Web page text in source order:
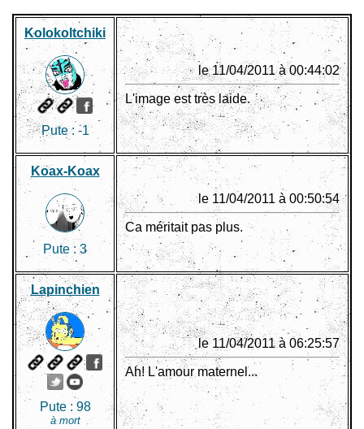
Kolokoltchiki
Pute : -1
le 11/04/2011 à 00:44:02
L'image est très laide.
Koax-Koax
Pute :3
le 11/04/2011 à 00:50:54
Ca méritait pas plus.
Lapinchien
Pute : 98
à mort
le 11/04/2011 à 06:25:57
Ah! L'amour maternel...